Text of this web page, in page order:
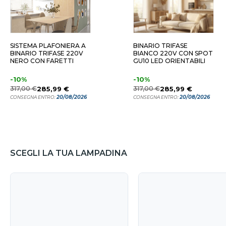
SISTEMA PLAFONIERA A
BINARIO TRIFASE 220V
NERO CON FARETTI
-10%
317,00 €285,99 €
CONSEGNA ENTRO:20/08/2026
BINARIO TRIFASE
BIANCO 220V CON SPOT
GU10 LED ORIENTABILI
-10%
317,00 €285,99 €
CONSEGNA ENTRO:20/08/2026
SCEGLI LA TUA LAMPADINA